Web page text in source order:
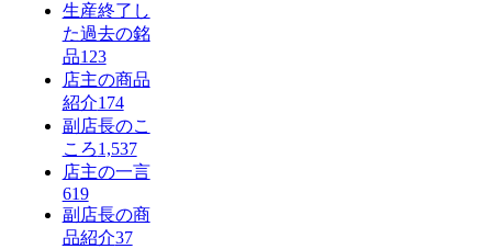
生産終了し
た過去の銘
品123
店主の商品
紹介174
副店長のこ
ころ1,537
店主の一言
619
副店長の商
品紹介37